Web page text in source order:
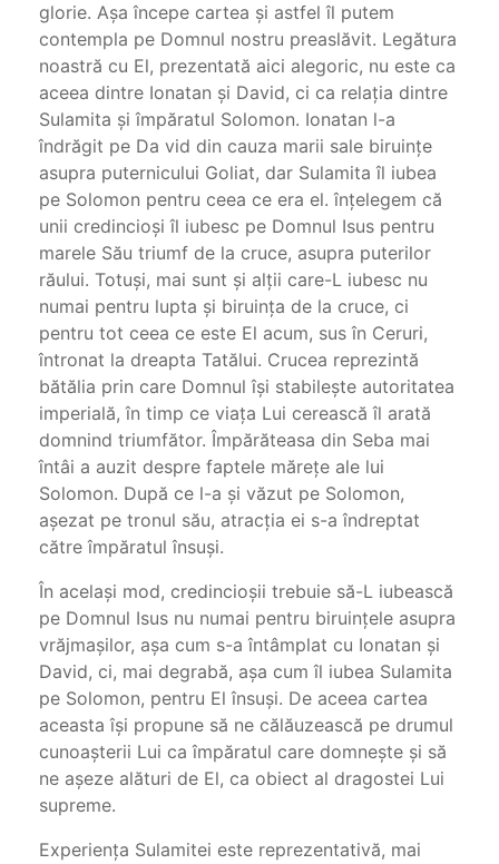
glorie. Aşa începe cartea şi astfel îl putem
contempla pe Domnul nostru preaslăvit. Legătura
noastră cu El, prezentată aici ale­goric, nu este ca
aceea dintre Ionatan şi David, ci ca relaţia dintre
Sulamita şi împăratul Solomon. Ionatan l-a
îndrăgit pe Da vid din cauza marii sale biruinţe
asupra puternicului Goliat, dar Sulamita îl iubea
pe Solomon pentru ceea ce era el. înţelegem că
unii credincioşi îl iubesc pe Domnul Isus pentru
marele Său triumf de la cruce, asupra puterilor
răului. Totuşi, mai sunt şi alţii care-L iubesc nu
numai pentru lupta şi biruinţa de la cruce, ci
pentru tot ceea ce este El acum, sus în Ceruri,
întronat la dreapta Tatălui. Crucea reprezintă
bătălia prin care Domnul îşi stabileşte autoritatea
imperială, în timp ce viaţa Lui cerească îl arată
domnind triumfător. Împărăteasa din Seba mai
întâi a auzit despre faptele măreţe ale lui
Solomon. După ce l-a şi văzut pe Solomon,
aşezat pe tronul său, atracţia ei s-a îndreptat
către împăratul însuşi.
În acelaşi mod, credincioşii trebuie să-L iubească
pe Domnul Isus nu numai pentru biruinţele asupra
vrăjmaşilor, aşa cum s-a întâmplat cu Ionatan şi
David, ci, mai degrabă, aşa cum îl iubea Sulamita
pe Solomon, pentru El însuşi. De aceea cartea
aceasta îşi propune să ne călăuzească pe drumul
cunoaşterii Lui ca împăratul care domneşte şi să
ne aşeze alături de El, ca obiect al dragostei Lui
supreme.
Experienţa Sulamitei este reprezentativă, mai